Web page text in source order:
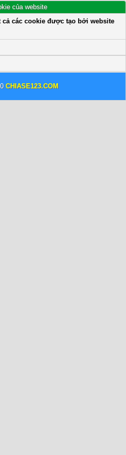
của website
cả các cookie được tạo bởi website
CHIASE123.COM